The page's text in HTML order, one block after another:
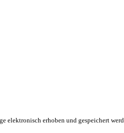
elektronisch erhoben und gespeichert